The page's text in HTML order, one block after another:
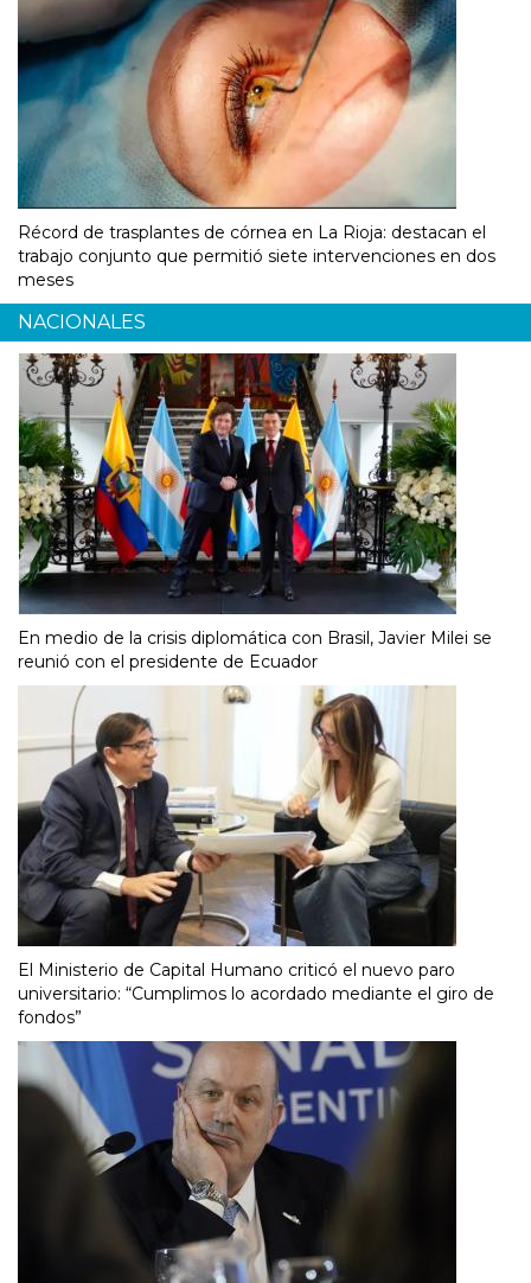
Récord de trasplantes de córnea en La Rioja: destacan el
trabajo conjunto que permitió siete intervenciones en dos
meses
NACIONALES
En medio de la crisis diplomática con Brasil, Javier Milei se
reunió con el presidente de Ecuador
El Ministerio de Capital Humano criticó el nuevo paro
universitario: “Cumplimos lo acordado mediante el giro de
fondos”